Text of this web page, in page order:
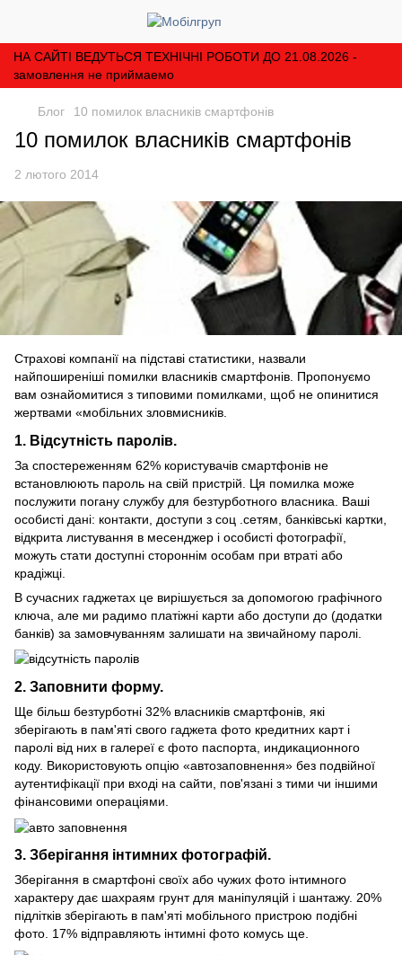
НА САЙТІ ВЕДУТЬСЯ ТЕХНІЧНІ РОБОТИ ДО 21.08.2026 -
замовлення не приймаемо
Блог 10 помилок власників смартфонів
10 помилок власників смартфонів
2 лютого 2014
Страхові компанії на підставі статистики, назвали
найпоширеніші помилки власників смартфонів. Пропонуємо
вам ознайомитися з типовими помилками, щоб не опинитися
жертвами «мобільних зловмисників.
1. Відсутність паролів.
За спостереженням 62% користувачів смартфонів не
встановлюють пароль на свій пристрій. Ця помилка може
послужити погану службу для безтурботного власника. Ваші
особисті дані: контакти, доступи з соц .сетям, банківські картки,
відкрита листування в месенджер і особисті фотографії,
можуть стати доступні стороннім особам при втраті або
крадіжці.
В сучасних гаджетах це вирішується за допомогою графічного
ключа, але ми радимо платіжні карти або доступи до (додатки
банків) за замовчуванням залишати на звичайному паролі.
2. Заповнити форму.
Ще більш безтурботні 32% власників смартфонів, які
зберігають в пам'яті свого гаджета фото кредитних карт і
паролі від них в галереї є фото паспорта, индикационного
коду. Використовують опцію «автозаповнення» без подвійної
аутентифікації при вході на сайти, пов'язані з тими чи іншими
фінансовими операціями.
3. Зберігання інтимних фотографій.
Зберігання в смартфоні своїх або чужих фото інтимного
характеру дає шахраям грунт для маніпуляцій і шантажу. 20%
підлітків зберігають в пам'яті мобільного пристрою подібні
фото. 17% відправляють інтимні фото комусь ще.